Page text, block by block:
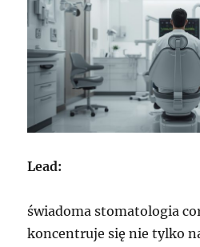
Lead:
świadoma stomatologia
koncentruje się nie tylko